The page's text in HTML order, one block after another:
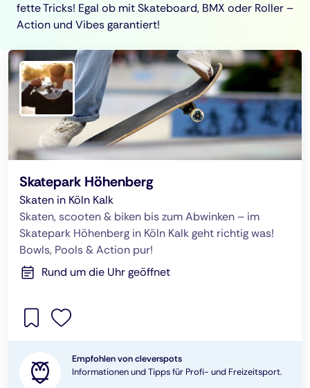
fette Tricks! Egal ob mit Skateboard, BMX oder Roller –
Action und Vibes garantiert!
Skatepark Höhenberg
Skaten in Köln Kalk
Skaten, scooten & biken bis zum Abwinken – im
Skatepark Höhenberg in Köln Kalk geht richtig was!
Bowls, Pools & Action pur!
Rund um die Uhr geöffnet
Empfohlen von cleverspots
Informationen und Tipps für Profi- und Freizeitsport.